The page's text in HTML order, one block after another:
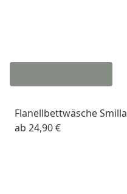
Flanellbettwäsche Smilla
ab 24,90 €